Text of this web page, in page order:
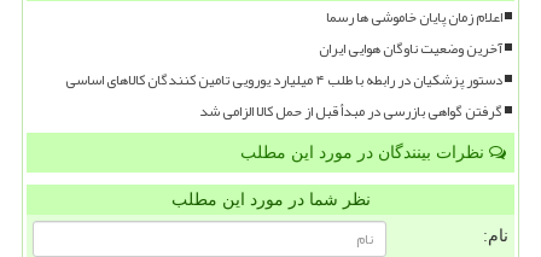
اعلام زمان پایان خاموشی ها رسما
آخرین وضعیت ناوگان هوایی ایران
دستور پزشکیان در رابطه با طلب ۴ میلیارد یورویی تامین کنندگان کالاهای اساسی
گرفتن گواهی بازرسی در مبدأ قبل از حمل کالا الزامی شد
نظرات بینندگان در مورد این مطلب
نظر شما در مورد این مطلب
نام: